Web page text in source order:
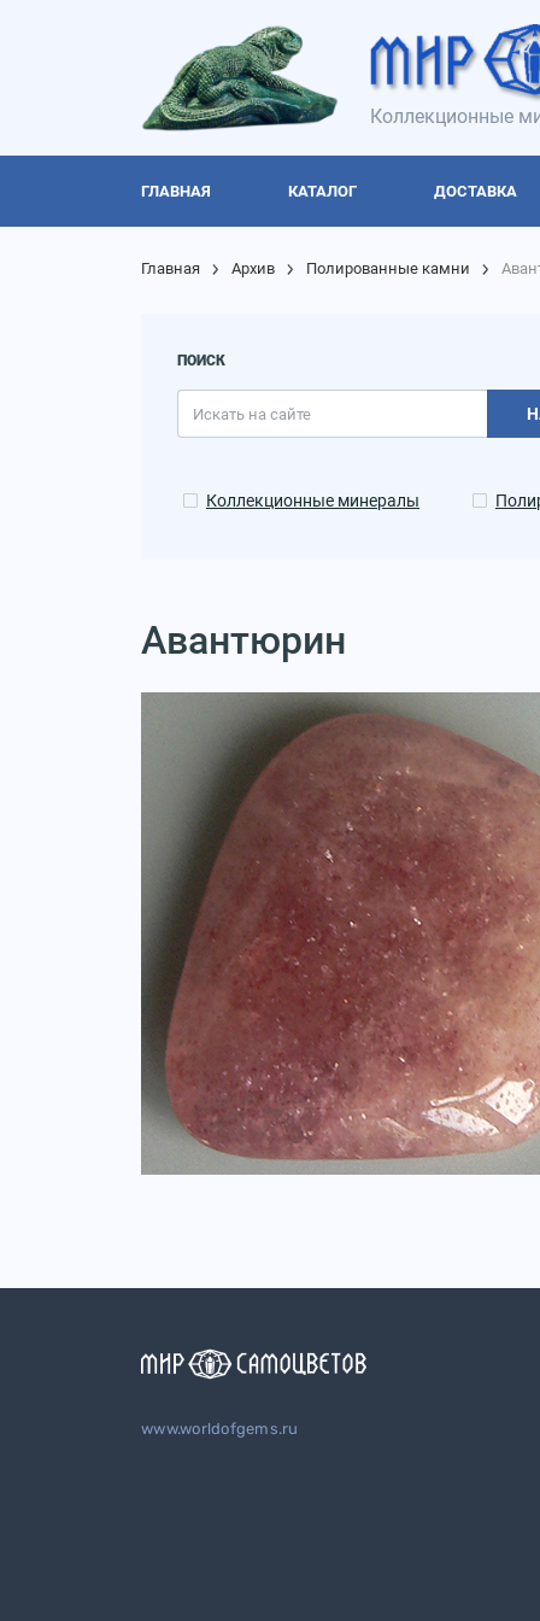
Коллекционные
ГЛАВНАЯ КАТАЛОГ ДОСТАВКА
Главная Архив Полированные камни
ПОИСК
Коллекционные минералы
Авантюрин
www.worldofgems.ru